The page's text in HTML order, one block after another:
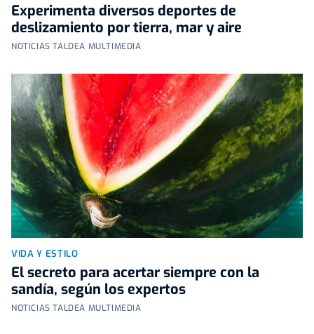
Experimenta diversos deportes de
deslizamiento por tierra, mar y aire
NOTICIAS TALDEA MULTIMEDIA
VIDA Y ESTILO
El secreto para acertar siempre con la
sandía, según los expertos
NOTICIAS TALDEA MULTIMEDIA